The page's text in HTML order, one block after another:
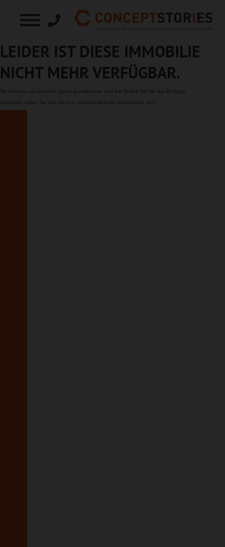
LEIDER IST DIESE IMMOBILIE
NICHT MEHR VERFÜGBAR.
Sie können uns dennoch gerne kontaktieren
und wir finden für Sie das Richtige.
Alternativ sehen Sie sich doch in unseren
anderen Immobilien um!